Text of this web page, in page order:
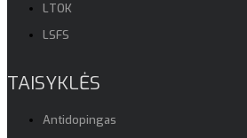
LTOK
LSFS
TAISYKLĖS
Antidopingas